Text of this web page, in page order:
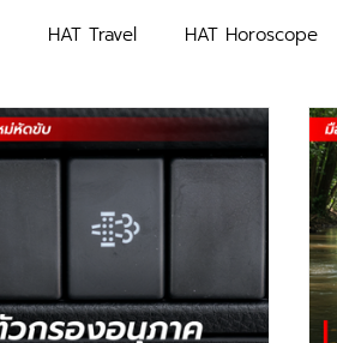
HAT Travel HAT Horoscope